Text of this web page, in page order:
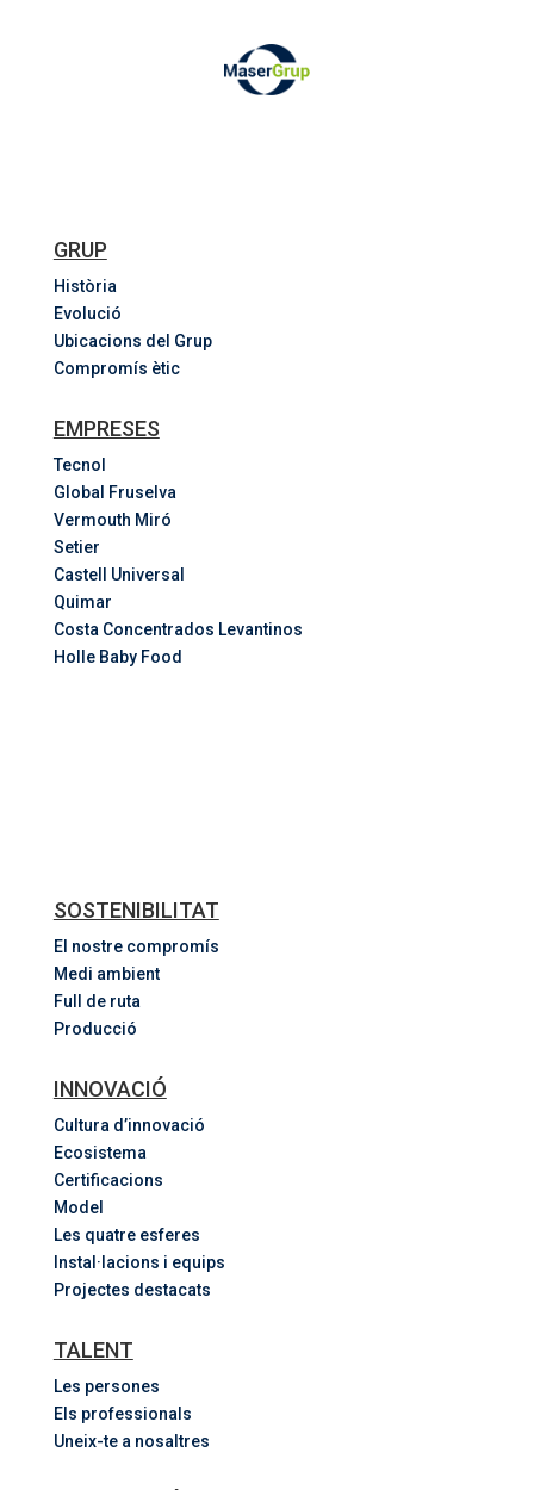
GRUP
Història
Evolució
Ubicacions del Grup
Compromís ètic
EMPRESES
Tecnol
Global Fruselva
Vermouth Miró
Setier
Castell Universal
Quimar
Costa Concentrados Levantinos
Holle Baby Food
SOSTENIBILITAT
El nostre compromís
Medi ambient
Full de ruta
Producció
INNOVACIÓ
Cultura d’innovació
Ecosistema
Certificacions
Model
Les quatre esferes
Instal·lacions i equips
Projectes destacats
TALENT
Les persones
Els professionals
Uneix-te a nosaltres